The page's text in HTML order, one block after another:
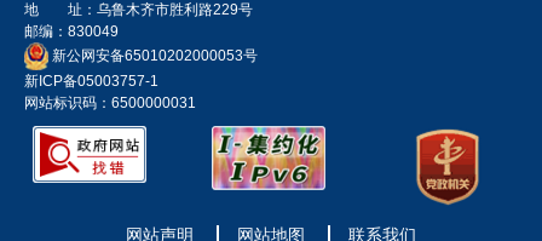
地 址：乌鲁木齐市胜利路229号
邮编：830049
新公网安备65010202000053号
新ICP备05003757-1
网站标识码：6500000031
网站声明 网站地图 联系我们